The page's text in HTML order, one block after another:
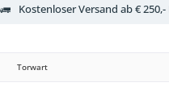
Kostenloser Versand ab €
Torwart